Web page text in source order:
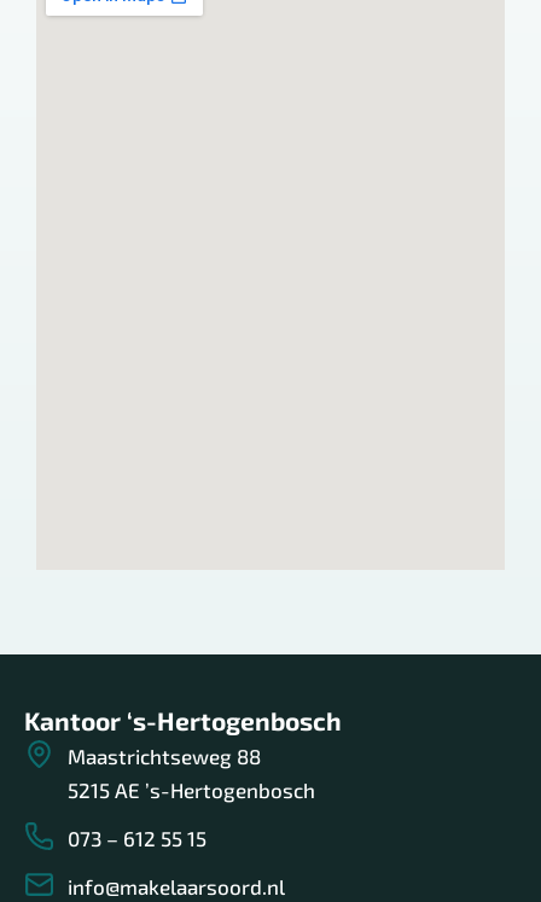
Kantoor ‘s-Hertogenbosch
Maastrichtseweg 88
5215 AE ’s-Hertogenbosch
073 – 612 55 15
info@makelaarsoord.nl